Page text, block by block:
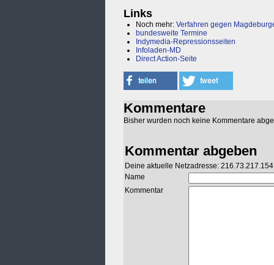
Links
Noch mehr: Verfahren gegen
bundesweite Termine
Indymedia-Repressionsseiten
Infoladen-MD
Direct Action-Seite
Kommentare
Bisher wurden noch keine Kommentare
Kommentar abgeben
Deine aktuelle Netzadresse: 216.73.217.154
Name
Kommentar